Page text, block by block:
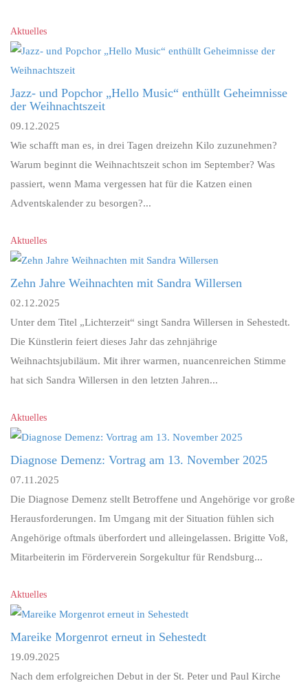
Aktuelles
Jazz- und Popchor „Hello Music“ enthüllt Geheimnisse
der Weihnachtszeit
09.12.2025
Wie schafft man es, in drei Tagen dreizehn Kilo zuzunehmen?
Warum beginnt die Weihnachtszeit schon im September? Was
passiert, wenn Mama vergessen hat für die Katzen einen
Adventskalender zu besorgen?...
Aktuelles
Zehn Jahre Weihnachten mit Sandra Willersen
02.12.2025
Unter dem Titel „Lichterzeit“ singt Sandra Willersen in Sehestedt.
Die Künstlerin feiert dieses Jahr das zehnjährige
Weihnachtsjubiläum. Mit ihrer warmen, nuancenreichen Stimme
hat sich Sandra Willersen in den letzten Jahren...
Aktuelles
Diagnose Demenz: Vortrag am 13. November 2025
07.11.2025
Die Diagnose Demenz stellt Betroffene und Angehörige vor große
Herausforderungen. Im Umgang mit der Situation fühlen sich
Angehörige oftmals überfordert und alleingelassen. Brigitte Voß,
Mitarbeiterin im Förderverein Sorgekultur für Rendsburg...
Aktuelles
Mareike Morgenrot erneut in Sehestedt
19.09.2025
Nach dem erfolgreichen Debut in der St. Peter und Paul Kirche